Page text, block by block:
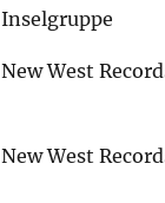
Inselgruppe
New West
New West